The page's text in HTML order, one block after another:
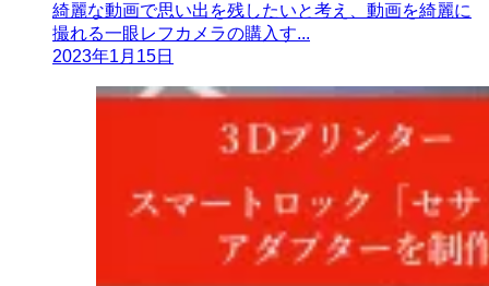
綺麗な動画で思い出を残したいと考え、動画を綺麗に
撮れる一眼レフカメラの購入す...
2023年1月15日